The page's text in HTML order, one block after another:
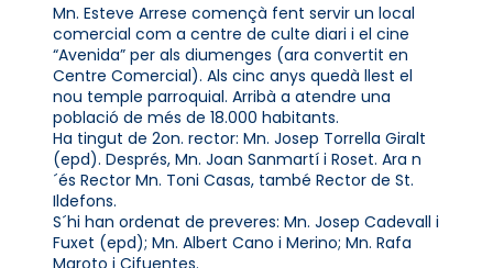
Mn. Esteve Arrese començà fent servir un local
comercial com a centre de culte diari i el cine
“Avenida” per als diumenges (ara convertit en
Centre Comercial). Als cinc anys quedà llest el
nou temple parroquial. Arribà a atendre una
població de més de 18.000 habitants.
Ha tingut de 2on. rector: Mn. Josep Torrella Giralt
(epd). Després, Mn. Joan Sanmartí i Roset. Ara n
´és Rector Mn. Toni Casas, també Rector de St.
Ildefons.
S´hi han ordenat de preveres: Mn. Josep Cadevall i
Fuxet (epd); Mn. Albert Cano i Merino; Mn. Rafa
Maroto i Cifuentes.